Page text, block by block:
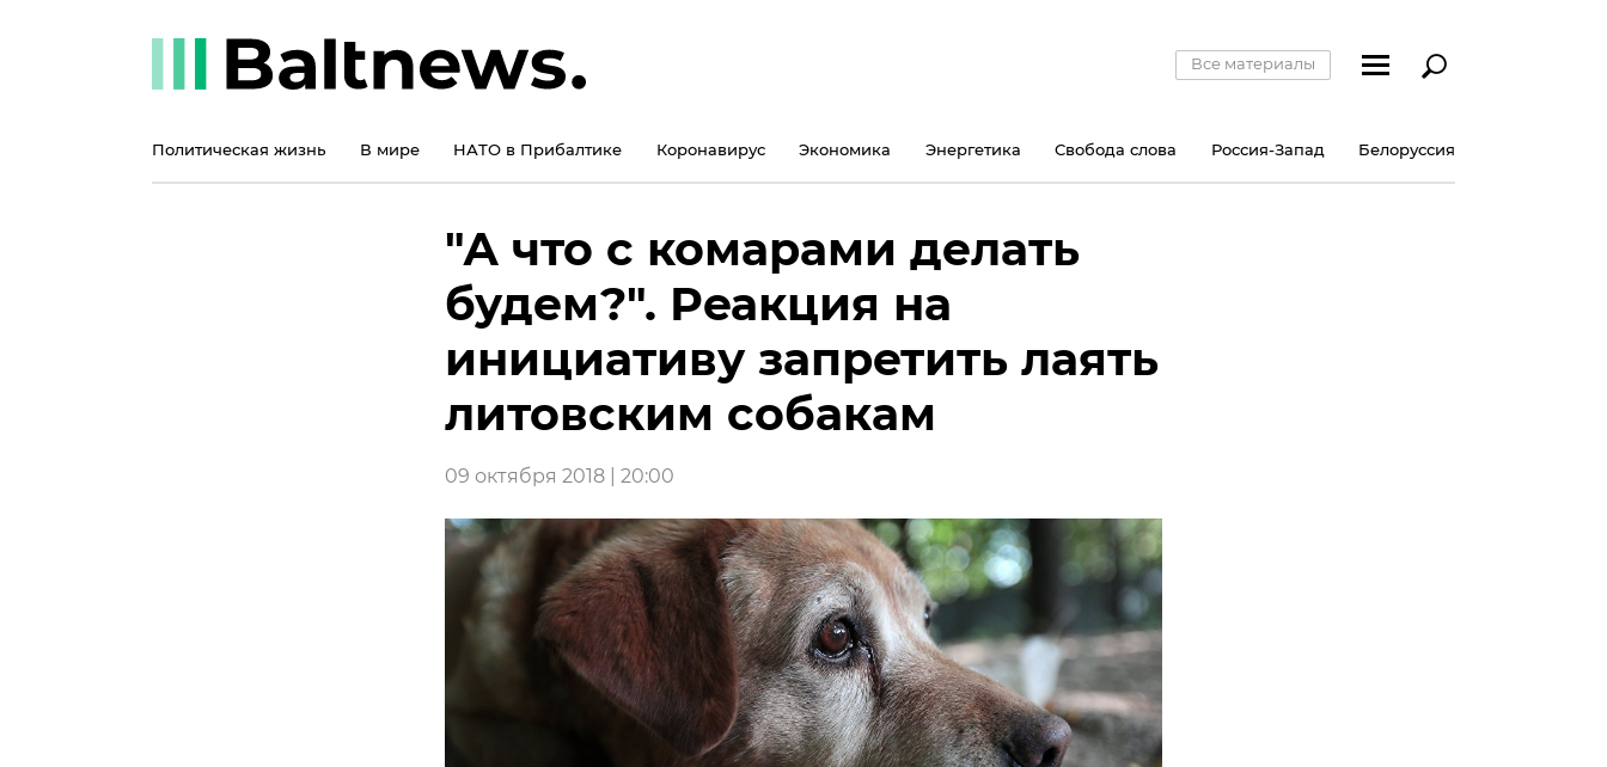
Все материалы
Политическая жизнь В мире НАТО в Прибалтике Коронавирус Экономика Энергетика Свобода слова Россия-Запад Белоруссия
"А что с комарами делать
будем?". Реакция на
инициативу запретить лаять
литовским собакам
09 октября 2018 | 20:00